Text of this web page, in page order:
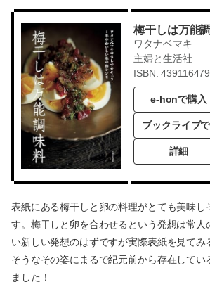
梅干しは万能
ワタナベマキ
主婦と生活社
ISBN:
e-honで購入
ブックライブ
詳細
表紙にある梅干しと卵の料理がとても美味し
す。梅干しと卵を合わせるという発想は常人
い新しい発想のはずですが実際表紙を見てみ
そうなその姿にまるで紀元前から存在してい
ました！